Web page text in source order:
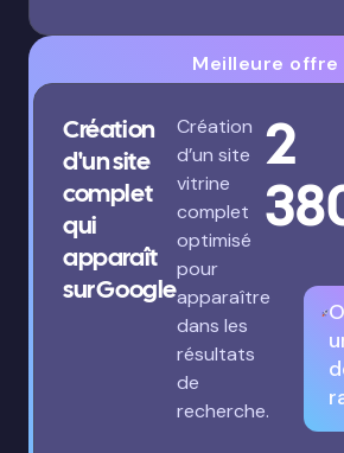
Meilleure offre
Création
d'un site
complet
qui
apparaît
sur Google
Création
d’un site
vitrine
complet
optimisé
pour
apparaître
dans les
résultats
de
recherche.
2